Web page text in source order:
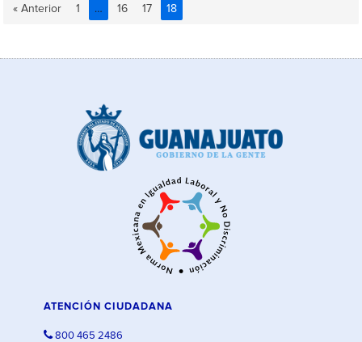
« Anterior 1 … 16 17 18
ATENCIÓN CIUDADANA
800 465 2486